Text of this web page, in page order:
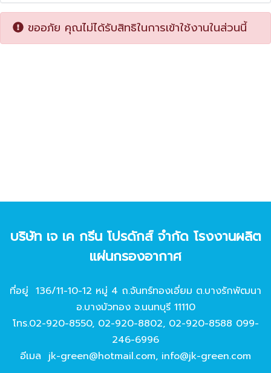
ขออภัย คุณไม่ได้รับสิทธิในการเข้าใช้งานในส่วนนี้
บริษัท เจ เค กรีน โปรดักส์ จํากัด โรงงานผลิต
แผ่นกรองอากาศ
ที่อยู่ 136/11-10-12 หมู่ 4 ถ.จันทร์ทองเอี่ยม ต.บางรักพัฒนา
อ.บางบัวทอง จ.นนทบุรี 11110
โทร.02-920-8550, 02-920-8802, 02-920-8588 099-
246-6996
อีเมล jk-green@hotmail.com, info@jk-green.com